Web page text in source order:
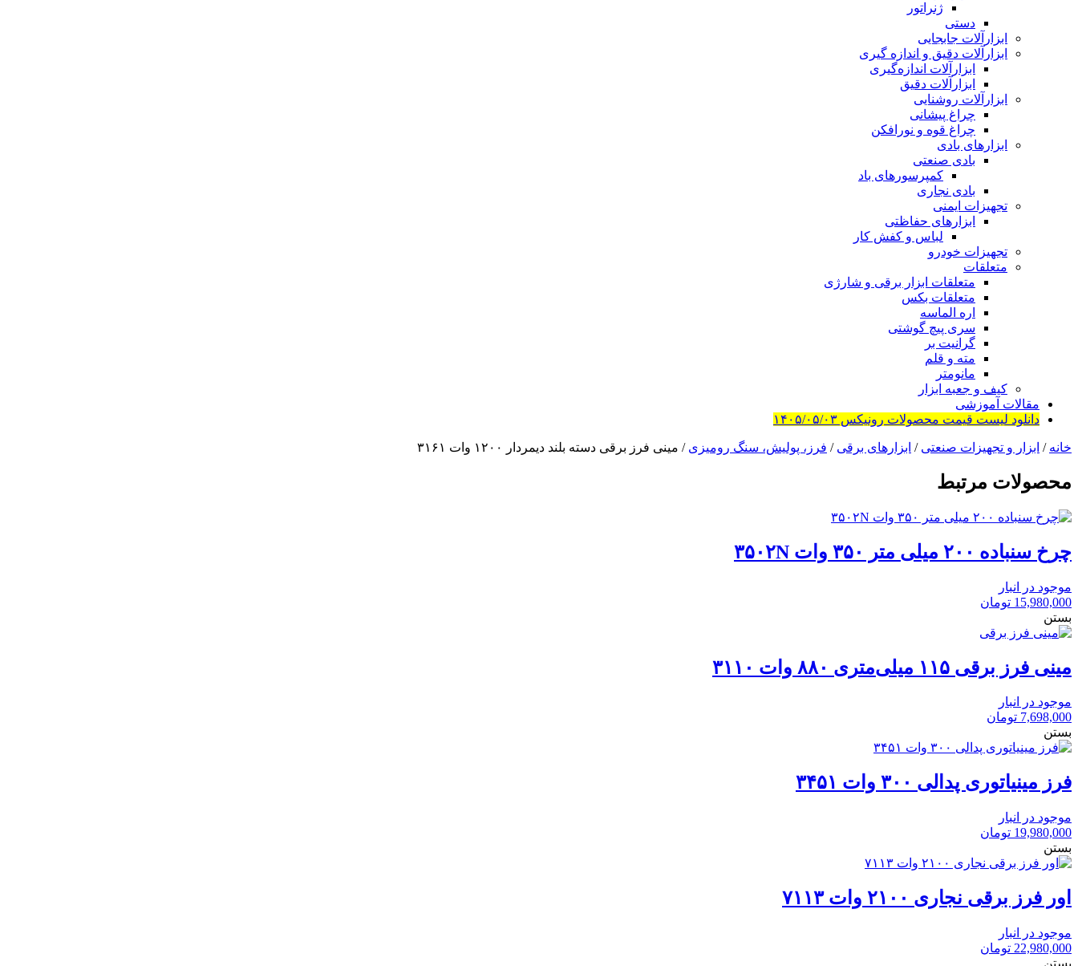
ژنراتور
دستی
ابزارآلات جابجایی
ابزارآلات دقیق و اندازه گیری
ابزارآلات اندازه‌گیری
ابزارآلات دقیق
ابزارآلات روشنایی
چراغ پیشانی
چراغ قوه و نورافکن
ابزارهای بادی
بادی صنعتی
کمپرسورهای باد
بادی نجاری
تجهیزات ایمنی
ابزارهای حفاظتی
لباس و کفش کار
تجهیزات خودرو
متعلقات
متعلقات ابزار برقی و شارژی
متعلقات بکس
اره الماسه
سری پیچ گوشتی
گرانیت بر
مته و قلم
مانومتر
کیف و جعبه ابزار
مقالات آموزشی
دانلود لیست قیمت محصولات رونیکس ۱۴۰۵/۰۵/۰۳
خانه / ابزار و تجهیزات صنعتی / ابزارهای برقی / فرز، پولیش، سنگ رومیزی / مینی فرز برقی دسته بلند دیمردار ۱۲۰۰ وات ۳۱۶۱
محصولات مرتبط
چرخ سنباده ۲۰۰ میلی متر ۳۵۰ وات ۳۵۰۲N
موجود در انبار
15,980,000 تومان
بستن
مینی فرز برقی ۱۱۵ میلی‌متری ۸۸۰ وات ۳۱۱۰
موجود در انبار
7,698,000 تومان
بستن
فرز مینیاتوری پدالی ۳۰۰ وات ۳۴۵۱
موجود در انبار
19,980,000 تومان
بستن
اور فرز برقی نجاری ۲۱۰۰ وات ۷۱۱۳
موجود در انبار
22,980,000 تومان
بستن